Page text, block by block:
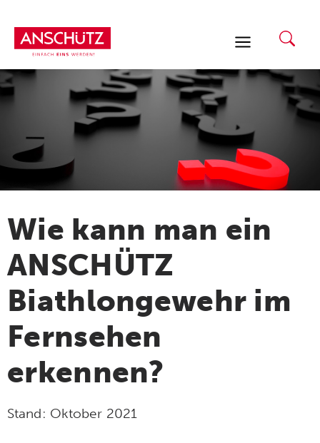
Inhalt
springen
Wie kann man ein
ANSCHÜTZ
Biathlongewehr im
Fernsehen
erkennen?
Stand: Oktober 2021